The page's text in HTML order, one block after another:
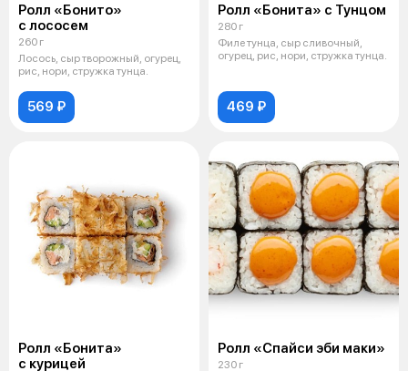
Ролл «Бонито»
с лососем
260 г
Лосось, сыр творожный, огурец,
рис, нори, стружка тунца.
569 ₽
Ролл «Бонита» с Тунцом
280 г
Филе тунца, сыр сливочный,
огурец, рис, нори, стружка тунца.
469 ₽
Ролл «Бонита»
с курицей
Ролл «Спайси эби маки»
230 г